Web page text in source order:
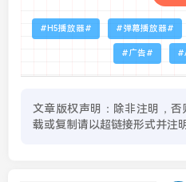
H5播放器 弹幕播放器
广告
文章版权声明：除非注明，否
载或复制请以超链接形式并注